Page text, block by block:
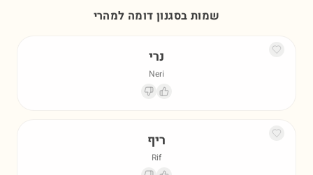
שמות בסגנון דומה למהרי
נרי
Neri
ריף
Rif